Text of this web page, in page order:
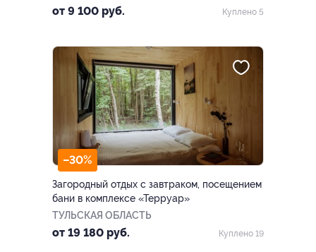
от 9 100 руб. Куплено 5
–30%
Загородный отдых с завтраком, посещением
бани в комплексе «Терруар»
ТУЛЬСКАЯ ОБЛАСТЬ
от 19 180 руб. Куплено 19